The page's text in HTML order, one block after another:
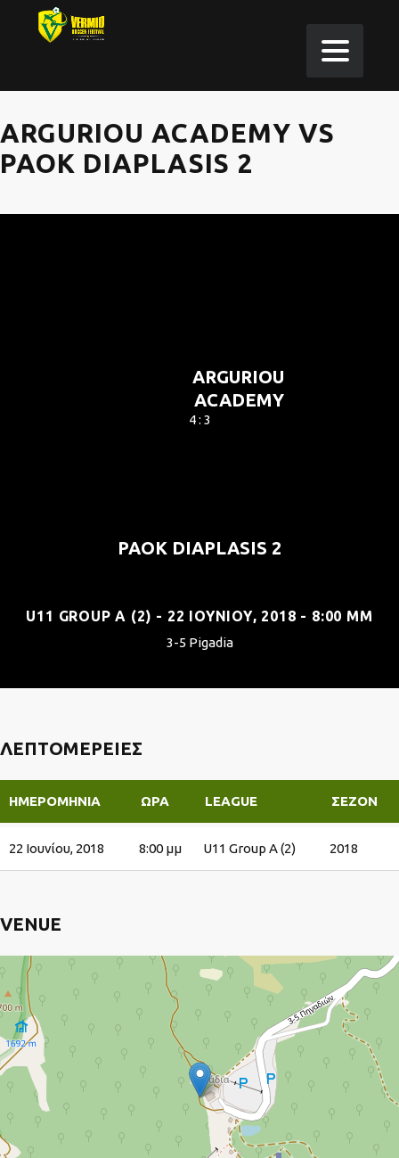
ARGURIOU ACADEMY VS
PAOK DIAPLASIS 2
ARGURIOU
ACADEMY
4 : 3
PAOK DIAPLASIS 2
U11 GROUP A (2) - 22 ΙΟΥΝΊΟΥ, 2018 - 8:00 ΜΜ
3-5 Pigadia
ΛΕΠΤΟΜΈΡΕΙΕΣ
ΗΜΕΡΟΜΗΝΊΑ ΏΡΑ LEAGUE ΣΕΖΌΝ
22 Ιουνίου, 2018 8:00 μμ U11 Group A (2) 2018
VENUE